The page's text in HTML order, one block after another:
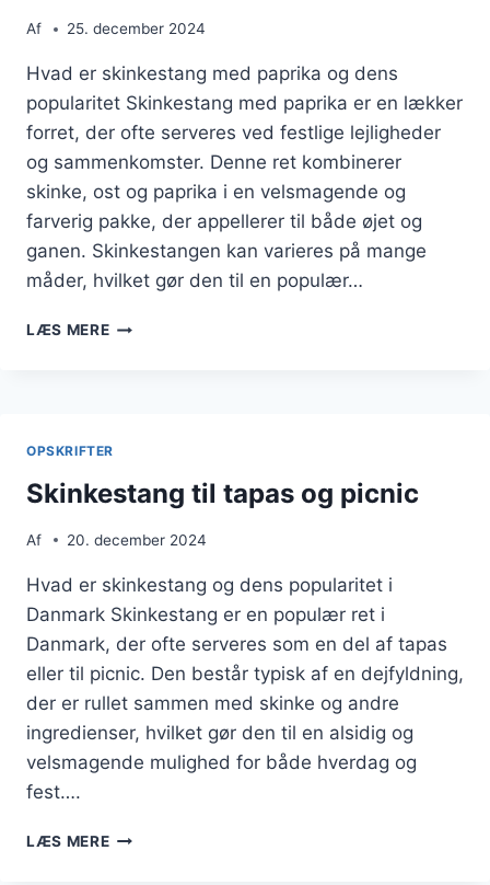
Af 25. december 2024
Hvad er skinkestang med paprika og dens
popularitet Skinkestang med paprika er en lækker
forret, der ofte serveres ved festlige lejligheder
og sammenkomster. Denne ret kombinerer
skinke, ost og paprika i en velsmagende og
farverig pakke, der appellerer til både øjet og
ganen. Skinkestangen kan varieres på mange
måder, hvilket gør den til en populær…
LÆS MERESKINKESTANG
OPSKRIFTER
Skinkestang til tapas og picnic
Af 20. december 2024
Hvad er skinkestang og dens popularitet i
Danmark Skinkestang er en populær ret i
Danmark, der ofte serveres som en del af tapas
eller til picnic. Den består typisk af en dejfyldning,
der er rullet sammen med skinke og andre
ingredienser, hvilket gør den til en alsidig og
velsmagende mulighed for både hverdag og
fest….
LÆS MERESKINKESTANG